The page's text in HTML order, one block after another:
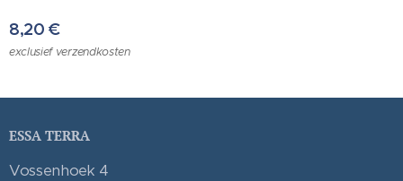
8,20 €
exclusief verzendkosten
ESSA TERRA
Vossenhoek 4